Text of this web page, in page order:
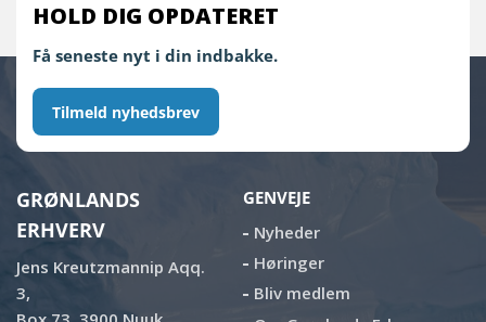
HOLD DIG OPDATERET
Få seneste nyt i din indbakke.
Tilmeld nyhedsbrev
GRØNLANDS
ERHVERV
Jens Kreutzmannip Aqq.
3,
GENVEJE
Nyheder
Høringer
Bliv medlem